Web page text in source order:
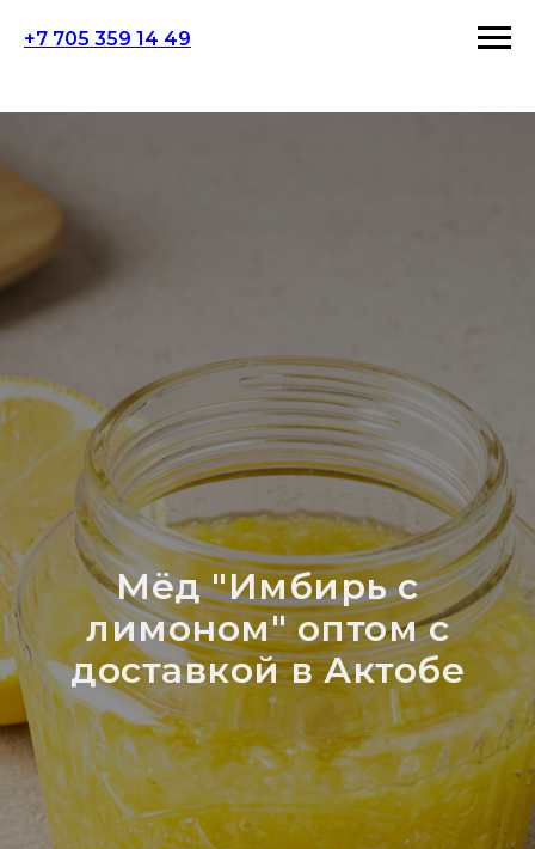
+7 705 359 14 49
Мёд "Имбирь с
лимоном" оптом с
доставкой в Актобе